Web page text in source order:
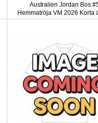
Australien Jordan Bos
Hemmatröja VM 2026 Korta